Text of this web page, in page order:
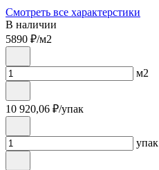
Смотреть все характерстики
В наличии
5890 ₽/м2
м2
10 920,06 ₽/упак
упак